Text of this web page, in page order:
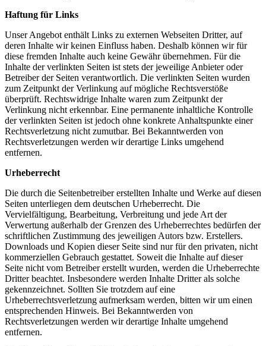
Haftung für Links
Unser Angebot enthält Links zu externen Webseiten Dritter, auf
deren Inhalte wir keinen Einfluss haben. Deshalb können wir für
diese fremden Inhalte auch keine Gewähr übernehmen. Für die
Inhalte der verlinkten Seiten ist stets der jeweilige Anbieter oder
Betreiber der Seiten verantwortlich. Die verlinkten Seiten wurden
zum Zeitpunkt der Verlinkung auf mögliche Rechtsverstöße
überprüft. Rechtswidrige Inhalte waren zum Zeitpunkt der
Verlinkung nicht erkennbar. Eine permanente inhaltliche Kontrolle
der verlinkten Seiten ist jedoch ohne konkrete Anhaltspunkte einer
Rechtsverletzung nicht zumutbar. Bei Bekanntwerden von
Rechtsverletzungen werden wir derartige Links umgehend
entfernen.
Urheberrecht
Die durch die Seitenbetreiber erstellten Inhalte und Werke auf diesen
Seiten unterliegen dem deutschen Urheberrecht. Die
Vervielfältigung, Bearbeitung, Verbreitung und jede Art der
Verwertung außerhalb der Grenzen des Urheberrechtes bedürfen der
schriftlichen Zustimmung des jeweiligen Autors bzw. Erstellers.
Downloads und Kopien dieser Seite sind nur für den privaten, nicht
kommerziellen Gebrauch gestattet. Soweit die Inhalte auf dieser
Seite nicht vom Betreiber erstellt wurden, werden die Urheberrechte
Dritter beachtet. Insbesondere werden Inhalte Dritter als solche
gekennzeichnet. Sollten Sie trotzdem auf eine
Urheberrechtsverletzung aufmerksam werden, bitten wir um einen
entsprechenden Hinweis. Bei Bekanntwerden von
Rechtsverletzungen werden wir derartige Inhalte umgehend
entfernen.